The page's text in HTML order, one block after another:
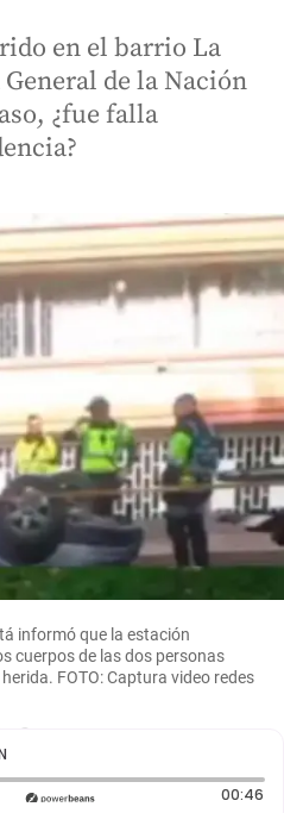
en el barrio La
de la Nación
¿fue falla
informó que la estación
cuerpos de las dos personas
FOTO: Captura video redes
0 segundos 00:46